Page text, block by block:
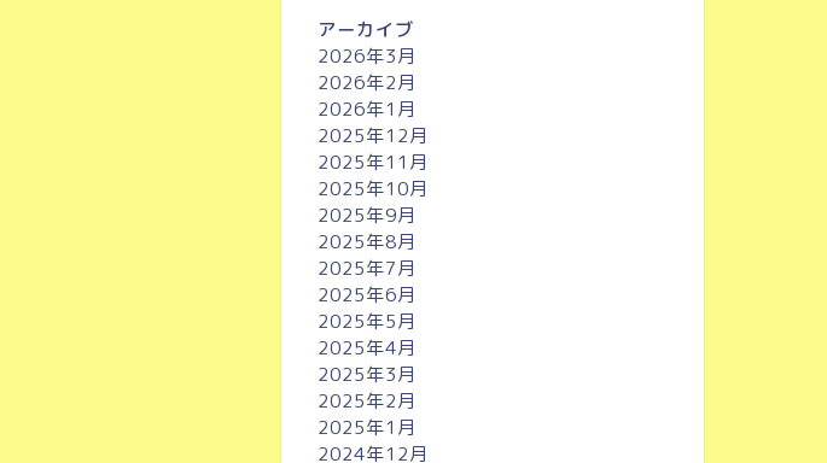
アーカイブ
2026年3月
2026年2月
2026年1月
2025年12月
2025年11月
2025年10月
2025年9月
2025年8月
2025年7月
2025年6月
2025年5月
2025年4月
2025年3月
2025年2月
2025年1月
2024年12月